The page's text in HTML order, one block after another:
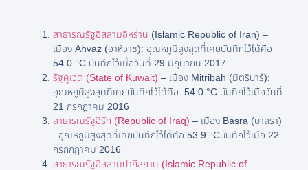
สาธารณรัฐอิสลามอิหร่าน (Islamic Republic of Iran) –
เมือง Ahvaz (อาห์วาซ): อุณหภูมิสูงสุดที่เคยบันทึกไว้ได้คือ
54.0 °C บันทึกไว้เมื่อวันที่ 29 มิถุนายน 2017
รัฐคูเวต (State of Kuwait) – เมือง Mitribah (มิตริบาร์):
อุณหภูมิสูงสุดที่เคยบันทึกไว้ได้คือ 54.0 °C บันทึกไว้เมื่อวันที่
21 กรกฎาคม 2016
สาธารณรัฐอิรัก (Republic of Iraq) – เมือง Basra (บาสรา)
: อุณหภูมิสูงสุดที่เคยบันทึกไว้ได้คือ 53.9 °Cบันทึกไว้เมื่อ 22
กรกกฎาคม 2016
สาธารณรัฐอิสลามปากีสถาน (Islamic Republic of